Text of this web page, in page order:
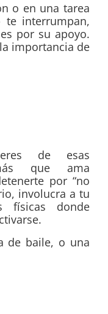
o en una tarea
te interrumpan,
por su apoyo.
importancia de
de esas
que ama
por “no
involucra a tu
físicas donde
de baile, o una